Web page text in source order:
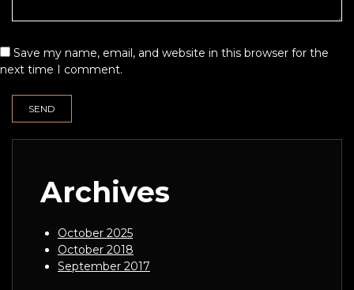
Save my name, email, and website in this browser for the
next time I comment.
Archives
October 2025
October 2018
September 2017